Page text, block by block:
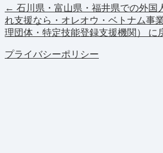
← 石川県・富山県・福井県での外国
れ支援なら・オレオウ・ベトナム事
理団体・特定技能登録支援機関） に
プライバシーポリシー